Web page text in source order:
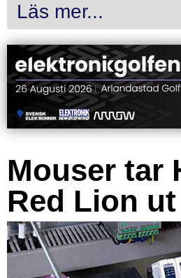
Läs mer...
Mouser tar
Red Lion